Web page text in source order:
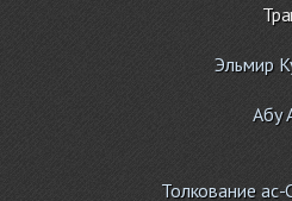
Эльмир
Абу
Толкование